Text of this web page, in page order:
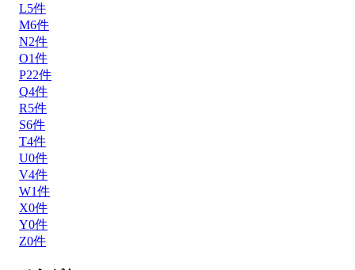
L5件
M6件
N2件
O1件
P22件
Q4件
R5件
S6件
T4件
U0件
V4件
W1件
X0件
Y0件
Z0件